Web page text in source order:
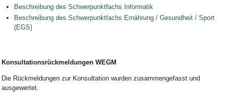
Beschreibung des Schwerpunktfachs Informatik
Beschreibung des Schwerpunktfachs Ernährung / Gesundheit / Sport
(EGS)
Konsultationsrückmeldungen WEGM
Die Rückmeldungen zur Konsultation wurden zusammengefasst und
ausgewertet.